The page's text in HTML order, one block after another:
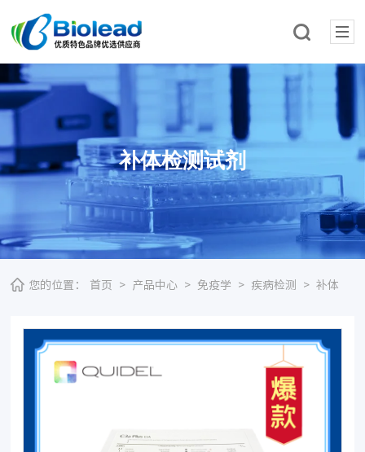
补体检测试剂
您的位置： 首页 > 产品中心 > 免疫学 > 疾病检测 > 补体